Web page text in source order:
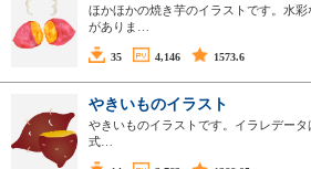
ほかほかの焼き芋のイラストです。水
がありま…
35 4,146 1573.6
やきいものイラスト
やきいものイラストです。イラレデータ
式…